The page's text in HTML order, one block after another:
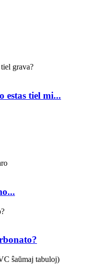
estas tiel mi...